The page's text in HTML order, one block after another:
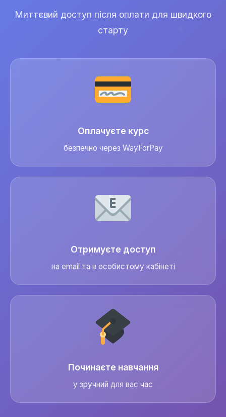
Миттєвий доступ після оплати для швидкого
старту
Оплачуєте курс
безпечно через WayForPay
Отримуєте доступ
на email та в особистому кабінеті
Починаєте навчання
у зручний для вас час